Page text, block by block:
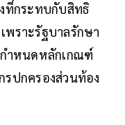
ที่กระทบกับสิทธิ
พราะรัฐบาลรักษา
กำหนดหลักเกณฑ์
รปกครองส่วนท้อง